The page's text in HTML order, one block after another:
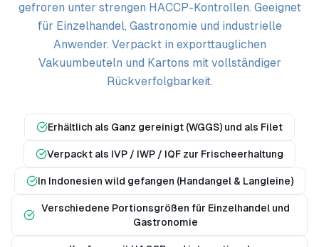
gefroren unter strengen HACCP-Kontrollen. Geeignet
für Einzelhandel, Gastronomie und industrielle
Anwender. Verpackt in exporttauglichen
Vakuumbeuteln und Kartons mit vollständiger
Rückverfolgbarkeit.
Erhältlich als Ganz gereinigt (WGGS) und als Filet
Verpackt als IVP / IWP / IQF zur Frischeerhaltung
In Indonesien wild gefangen (Handangel & Langleine)
Verschiedene Portionsgrößen für Einzelhandel und
Gastronomie